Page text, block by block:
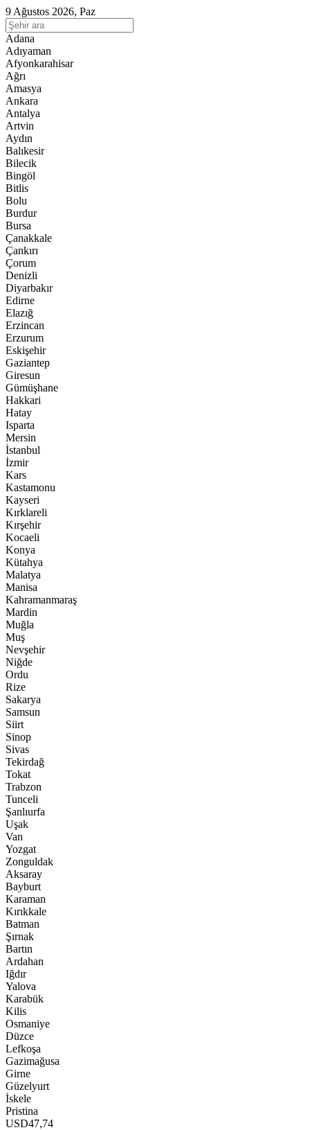
9 Ağustos 2026, Paz
Adana
Adıyaman
Afyonkarahisar
Ağrı
Amasya
Ankara
Antalya
Artvin
Aydın
Balıkesir
Bilecik
Bingöl
Bitlis
Bolu
Burdur
Bursa
Çanakkale
Çankırı
Çorum
Denizli
Diyarbakır
Edirne
Elazığ
Erzincan
Erzurum
Eskişehir
Gaziantep
Giresun
Gümüşhane
Hakkari
Hatay
Isparta
Mersin
İstanbul
İzmir
Kars
Kastamonu
Kayseri
Kırklareli
Kırşehir
Kocaeli
Konya
Kütahya
Malatya
Manisa
Kahramanmaraş
Mardin
Muğla
Muş
Nevşehir
Niğde
Ordu
Rize
Sakarya
Samsun
Siirt
Sinop
Sivas
Tekirdağ
Tokat
Trabzon
Tunceli
Şanlıurfa
Uşak
Van
Yozgat
Zonguldak
Aksaray
Bayburt
Karaman
Kırıkkale
Batman
Şırnak
Bartın
Ardahan
Iğdır
Yalova
Karabük
Kilis
Osmaniye
Düzce
Lefkoşa
Gazimağusa
Girne
Güzelyurt
İskele
Pristina
USD47,74